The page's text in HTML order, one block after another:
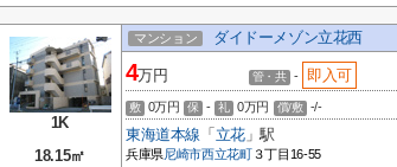
1K
18.15㎡
マンション ダイドーメゾン立花西
4万円 管・共 - 即入可
敷 0万円 保 - 礼 0万円 償/敷 -/-
東海道本線 「 立花」駅
兵庫県尼崎市西立花町 ３丁目16-55